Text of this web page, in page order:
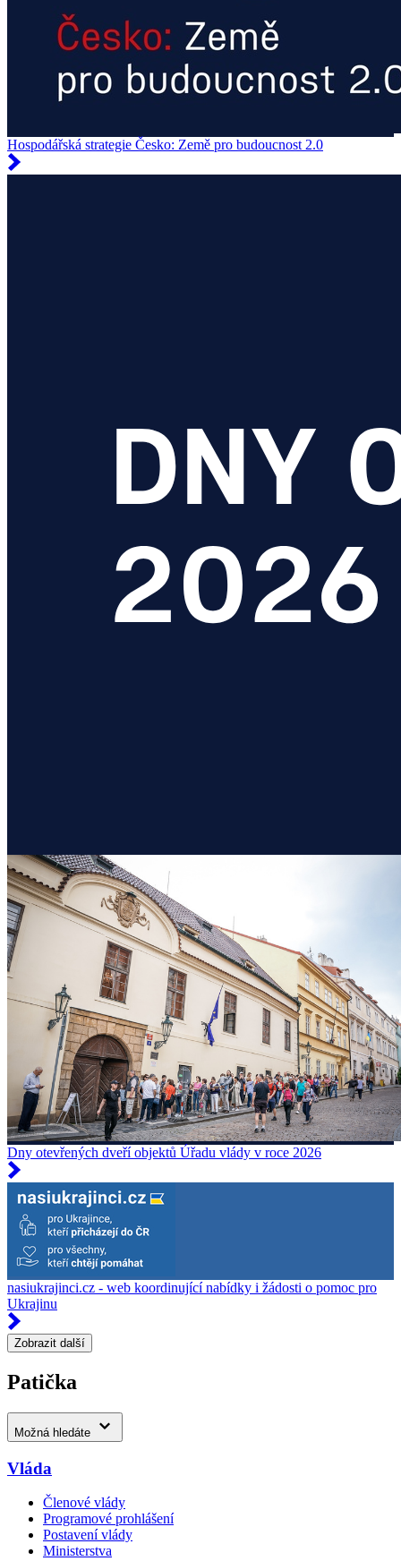
Hospodářská strategie Česko: Země pro budoucnost 2.0
Dny otevřených dveří objektů Úřadu vlády v roce 2026
nasiukrajinci.cz - web koordinující nabídky i žádosti o pomoc pro
Ukrajinu
Zobrazit další
Patička
Možná hledáte
Vláda
Členové vlády
Programové prohlášení
Postavení vlády
Ministerstva